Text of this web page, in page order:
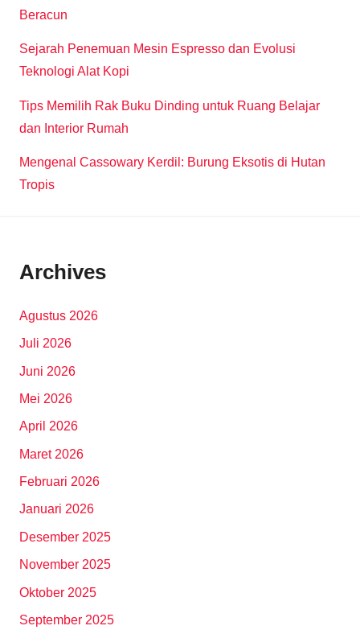
Beracun
Sejarah Penemuan Mesin Espresso dan Evolusi
Teknologi Alat Kopi
Tips Memilih Rak Buku Dinding untuk Ruang Belajar
dan Interior Rumah
Mengenal Cassowary Kerdil: Burung Eksotis di Hutan
Tropis
Archives
Agustus 2026
Juli 2026
Juni 2026
Mei 2026
April 2026
Maret 2026
Februari 2026
Januari 2026
Desember 2025
November 2025
Oktober 2025
September 2025